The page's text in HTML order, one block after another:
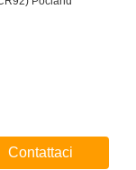
Contattaci